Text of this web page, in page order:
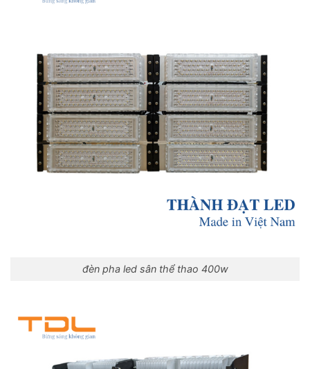
đèn pha led sân thể thao 400w